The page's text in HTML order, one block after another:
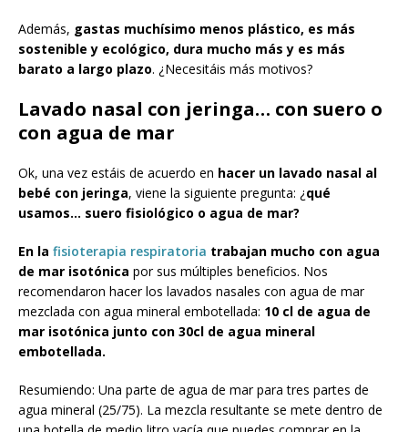
Además, gastas muchísimo menos plástico, es más
sostenible y ecológico, dura mucho más y es más
barato a largo plazo. ¿Necesitáis más motivos?
Lavado nasal con jeringa… con suero o
con agua de mar
Ok, una vez estáis de acuerdo en hacer un lavado nasal al
bebé con jeringa, viene la siguiente pregunta: ¿qué
usamos… suero fisiológico o agua de mar?
En la fisioterapia respiratoria trabajan mucho con agua
de mar isotónica por sus múltiples beneficios. Nos
recomendaron hacer los lavados nasales con agua de mar
mezclada con agua mineral embotellada: 10 cl de agua de
mar isotónica junto con 30cl de agua mineral
embotellada.
Resumiendo: Una parte de agua de mar para tres partes de
agua mineral (25/75). La mezcla resultante se mete dentro de